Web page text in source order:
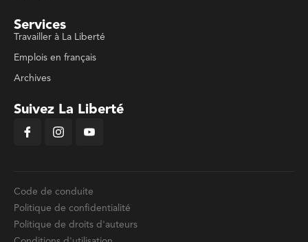
Services
Travailler à La Liberté
Emplois en français
Archives
Suivez La Liberté
Code de conduite
Politique de confidentialité
Politique de droits d'auteurs